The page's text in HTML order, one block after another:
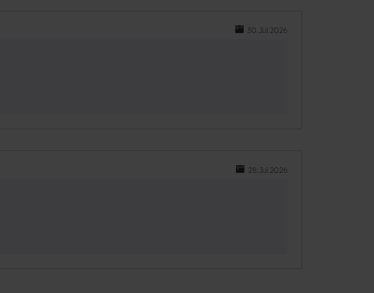
30.Jul.2026
28.Jul.2026